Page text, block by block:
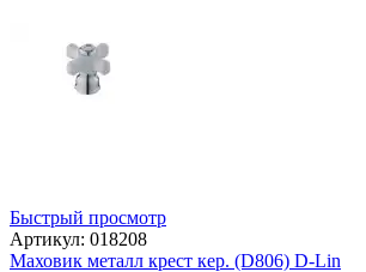
Быстрый просмотр
Артикул: 018208
Маховик металл крест кер. (D806) D-Lin